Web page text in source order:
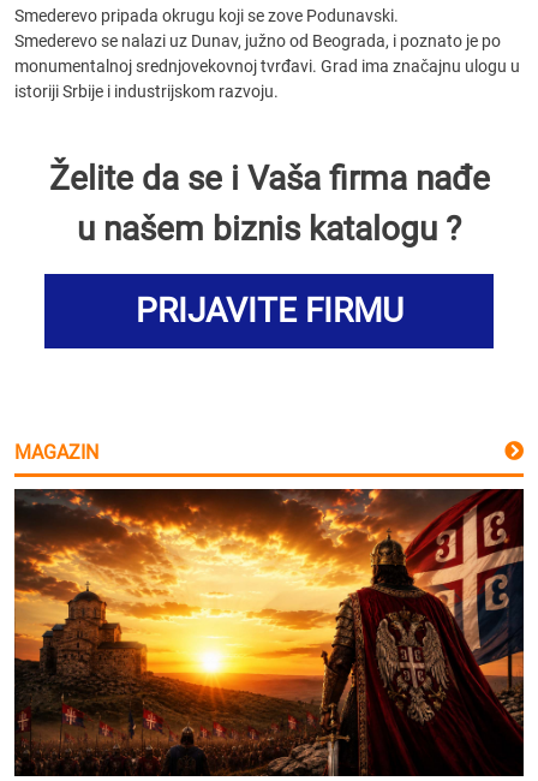
Smederevo pripada okrugu koji se zove Podunavski.
Smederevo se nalazi uz Dunav, južno od Beograda, i poznato je po
monumentalnoj srednjovekovnoj tvrđavi. Grad ima značajnu ulogu u
istoriji Srbije i industrijskom razvoju.
Želite da se i Vaša firma nađe
u našem biznis katalogu ?
PRIJAVITE FIRMU
MAGAZIN